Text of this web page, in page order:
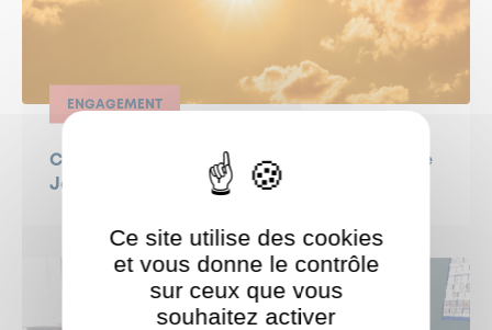
ENGAGEMENT
CANICULE - semaine du 22 juin : la lettre de
Jeanne Bécart, Maire de Garches
ShareThis est désactivé.
Ce site utilise des cookies
et vous donne le contrôle
sur ceux que vous
souhaitez activer